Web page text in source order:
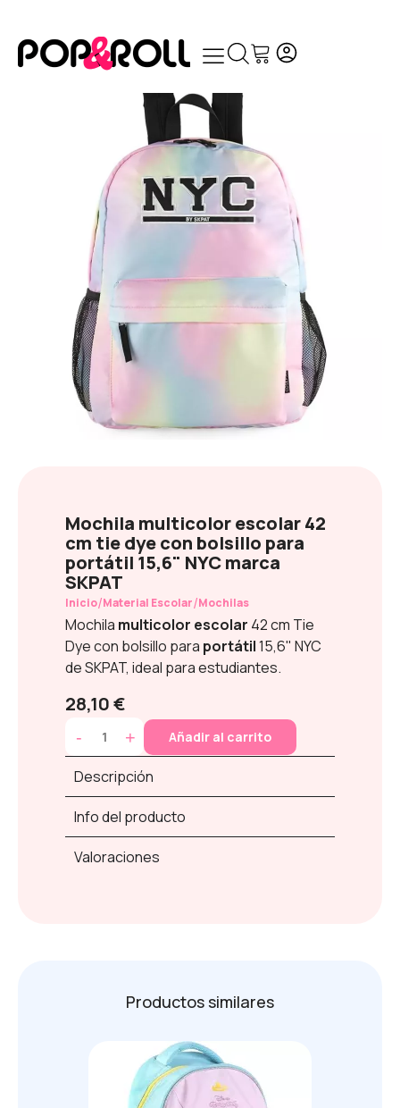
Mochila multicolor escolar 42
cm tie dye con bolsillo para
portátil 15,6" NYC marca
SKPAT
Inicio/Material Escolar/Mochilas
Mochila multicolor escolar 42 cm Tie
Dye con bolsillo para portátil15,6" NYC
de SKPAT, ideal para estudiantes.
28,10 €
- + Añadir al carrito
Descripción
Info del producto
Valoraciones
Productos similares